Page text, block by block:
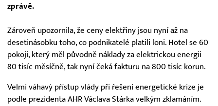
zprávě.
Zároveň upozornila, že ceny elektřiny jsou nyní až na
desetinásobku toho, co podnikatelé platili loni. Hotel se 60
pokoji, který měl původně náklady za elektrickou energii
80 tisíc měsíčně, tak nyní čeká fakturu na 800 tisíc korun.
Velmi váhavý přístup vlády při řešení energetické krize je
podle prezidenta AHR Václava Stárka velkým zklamáním.